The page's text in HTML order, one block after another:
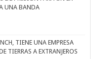
UNA BANDA
TIENE UNA EMPRESA
TIERRAS A EXTRANJEROS